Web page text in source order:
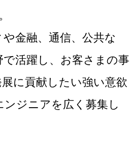
金融、通信、公共な
活躍し、お客さまの事
に貢献したい強い意欲
ジニアを広く募集し